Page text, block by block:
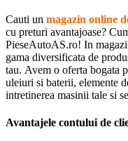
Cauti un magazin online
cu preturi avantajoase?
PieseAutoAS.ro! In
gama diversificata de
tau. Avem o oferta bogata
uleiuri si baterii, elemente
intretinerea masinii tale si
Avantajele contului de